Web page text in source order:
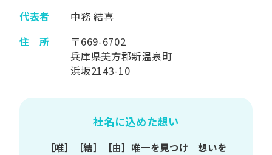
代表者
中務 結喜
住 所
〒669-6702
兵庫県美方郡新温泉町
浜坂2143-10
社名に込めた想い
［唯］​［結］​［由］ 唯一を​見つけ 想いを​